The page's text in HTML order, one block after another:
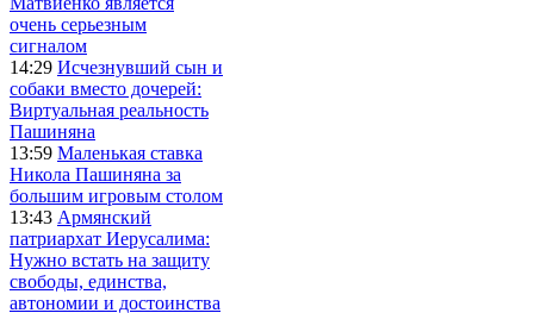
очень серьезным
сигналом
14:29 Исчезнувший сын и
собаки вместо дочерей:
Виртуальная реальность
Пашиняна
13:59 Маленькая ставка
Никола Пашиняна за
большим игровым столом
13:43 Армянский
патриархат Иерусалима:
Нужно встать на защиту
свободы, единства,
автономии и достоинства